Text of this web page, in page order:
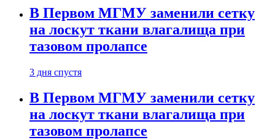
В Первом МГМУ заменили сетку
на лоскут ткани влагалища при
тазовом пролапсе
3 дня спустя
В Первом МГМУ заменили сетку
на лоскут ткани влагалища при
тазовом пролапсе